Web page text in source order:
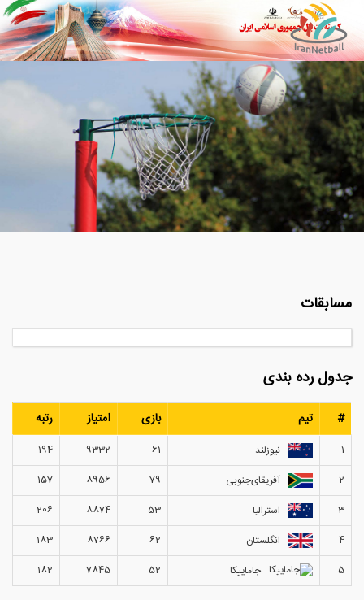
مسابقات
جدول رده بندی
# تیم بازی امتیاز رتبه
1 نیوزلند 61
9332
194
2
آفریقای‌جنوبی 79
8956
157
3
استرالیا 53
8874
206
4
انگلستان 62
8766
183
5
جاماییکا 52
7845
182